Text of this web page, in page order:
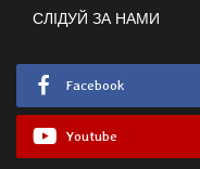
СЛІДУЙ ЗА НАМИ
Facebook
Youtube